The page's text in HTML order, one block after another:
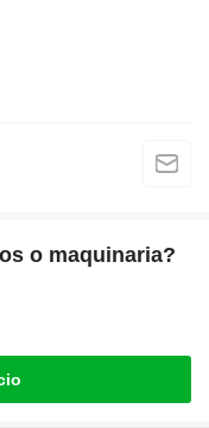
o maquinaria?